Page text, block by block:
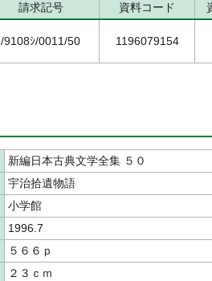
請求記号 資料コード
/9108ｼ/0011/50 1196079154
新編日本古典文学全集 ５０
宇治拾遺物語
小学館
1996.7
５６６ｐ
２３ｃｍ